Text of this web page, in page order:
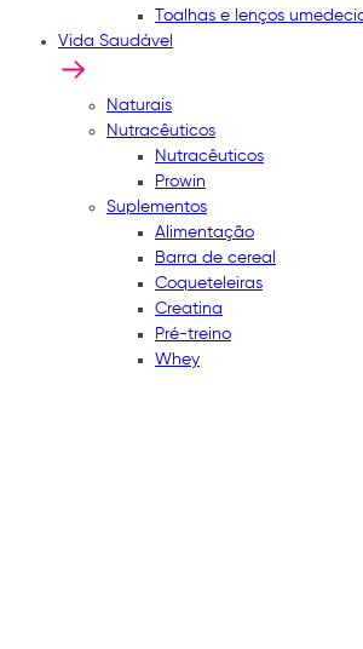
Toalhas e lenços
Vida Saudável
Naturais
Nutracêuticos
Nutracêuticos
Prowin
Suplementos
Alimentação
Barra de cereal
Coqueteleiras
Creatina
Pré-treino
Whey